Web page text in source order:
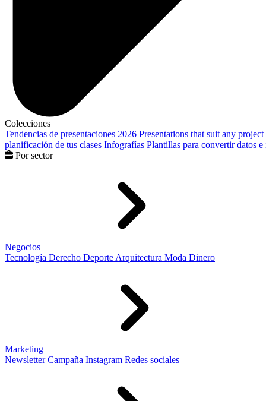
Colecciones
Tendencias de presentaciones 2026 Presentations that suit any project
planificación de tus clases Infografías Plantillas para convertir datos
Por sector
Negocios
Tecnología Derecho Deporte Arquitectura Moda Dinero
Marketing
Newsletter Campaña Instagram Redes sociales